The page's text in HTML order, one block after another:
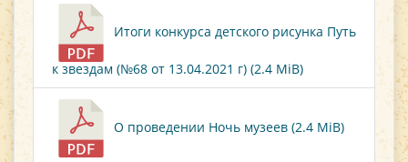
Итоги конкурса детского рисунка Путь
к звездам (№68 от 13.04.2021 г) (2.4 MiB)
О проведении Ночь музеев (2.4 MiB)